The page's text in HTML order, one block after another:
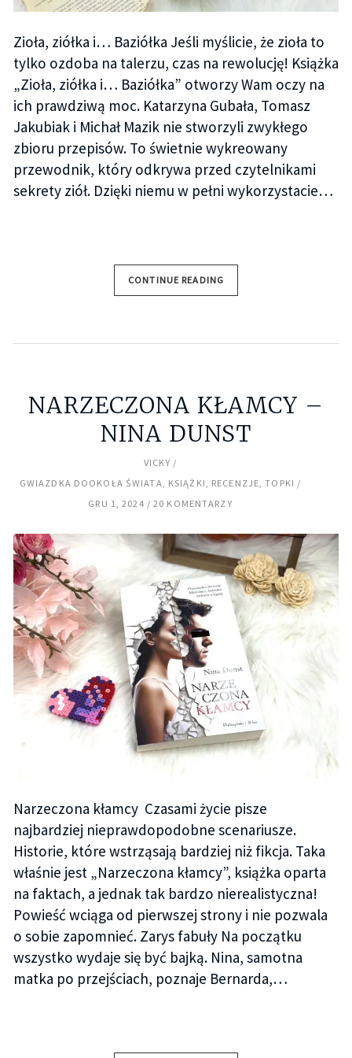
Zioła, ziółka i… Baziółka Jeśli myślicie, że zioła to
tylko ozdoba na talerzu, czas na rewolucję! Książka
„Zioła, ziółka i… Baziółka” otworzy Wam oczy na
ich prawdziwą moc. Katarzyna Gubała, Tomasz
Jakubiak i Michał Mazik nie stworzyli zwykłego
zbioru przepisów. To świetnie wykreowany
przewodnik, który odkrywa przed czytelnikami
sekrety ziół. Dzięki niemu w pełni wykorzystacie…
CONTINUE READING
NARZECZONA KŁAMCY –
NINA DUNST
VICKY
GWIAZDKA DOOKOŁA ŚWIATA, KSIĄŻKI, RECENZJE,TOPKI
GRU 1, 2024
20 KOMENTARZY
Narzeczona kłamcy Czasami życie pisze
najbardziej nieprawdopodobne scenariusze.
Historie, które wstrząsają bardziej niż fikcja. Taka
właśnie jest „Narzeczona kłamcy”, książka oparta
na faktach, a jednak tak bardzo nierealistyczna!
Powieść wciąga od pierwszej strony i nie pozwala
o sobie zapomnieć. Zarys fabuły Na początku
wszystko wydaje się być bajką. Nina, samotna
matka po przejściach, poznaje Bernarda,…